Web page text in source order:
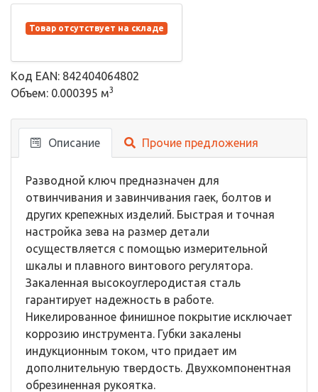
Товар отсутствует на складе
Код EAN: 842404064802
Объем: 0.000395 м3
Описание Прочие предложения
Разводной ключ предназначен для
отвинчивания и завинчивания гаек, болтов и
других крепежных изделий. Быстрая и точная
настройка зева на размер детали
осуществляется с помощью измерительной
шкалы и плавного винтового регулятора.
Закаленная высокоуглеродистая сталь
гарантирует надежность в работе.
Никелированное финишное покрытие исключает
коррозию инструмента. Губки закалены
индукционным током, что придает им
дополнительную твердость. Двухкомпонентная
обрезиненная рукоятка.